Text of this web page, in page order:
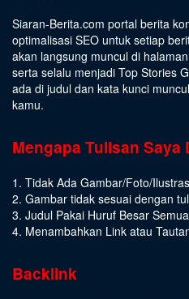
Siaran-Berita.com portal berita
optimalisasi SEO untuk setiap
akan langsung muncul di
serta selalu menjadi Top Stories
ada di judul dan kata kunci
kamu.
Mengapa Tulisan Saya
1. Tidak Ada Gambar/Foto/
2. Gambar tidak sesuai dengan
3. Judul Pakai Huruf Besar Semua
4. Menambahkan Link atau
Backlink